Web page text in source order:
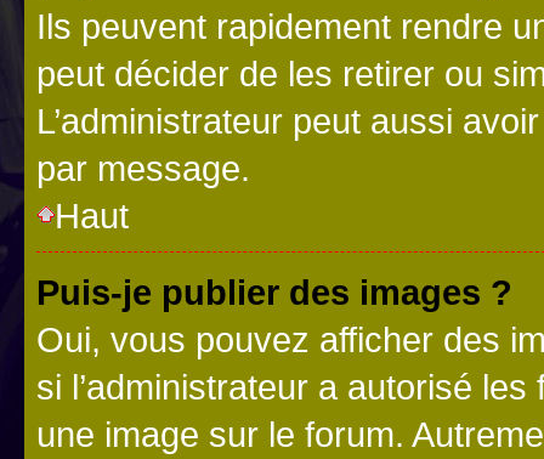
Ils peuvent rapidement rendre
peut décider de les retirer ou
L’administrateur peut aussi
par message.
Haut
Puis-je publier des images ?
Oui, vous pouvez afficher des
si l’administrateur a autorisé
une image sur le forum.